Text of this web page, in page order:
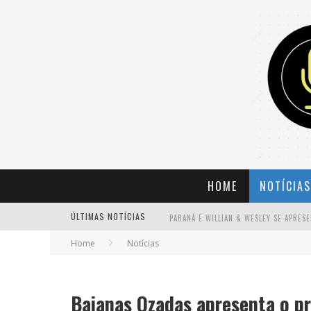
HOME NOTÍCIAS
ÚLTIMAS NOTÍCIAS
Home Notícias
Baianas Ozadas apresenta o